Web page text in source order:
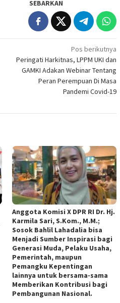
SEBARKAN
Pos berikutnya
Peringati Harkitnas, LPPM UKI dan
GAMKI Adakan Webinar Tentang
Peran Perempuan Di Masa
Pandemi Covid-19
Anggota Komisi X DPR RI Dr. Hj.
Karmila Sari, S.Kom., M.M.;
Sosok Bahlil Lahadalia bisa
Menjadi Sumber Inspirasi bagi
Generasi Muda, Pelaku Usaha,
Pemerintah, maupun
Pemangku Kepentingan
lainnya untuk bersama-sama
Memberikan Kontribusi bagi
Pembangunan Nasional.